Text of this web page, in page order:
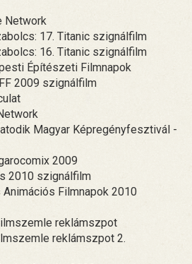
Network
17. Titanic szignálfilm
16. Titanic szignálfilm
Építészeti Filmnapok
2009 szignálfilm
Magyar Képregényfesztivál -
2009
2010 szignálfilm
Animációs Filmnapok 2010
reklámszpot
reklámszpot 2.